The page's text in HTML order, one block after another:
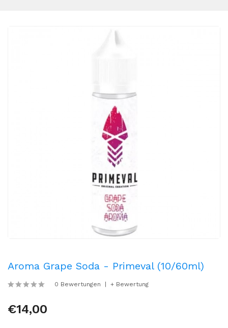
Aroma Grape Soda - Primeval (10/60ml)
0 Bewertungen + Bewertung
€14,00